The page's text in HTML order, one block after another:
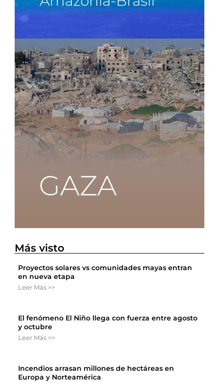
Más visto
Proyectos solares vs comunidades mayas entran
en nueva etapa
Leer Más >>
El fenómeno El Niño llega con fuerza entre agosto
y octubre
Leer Más >>
Incendios arrasan millones de hectáreas en
Europa y Norteamérica